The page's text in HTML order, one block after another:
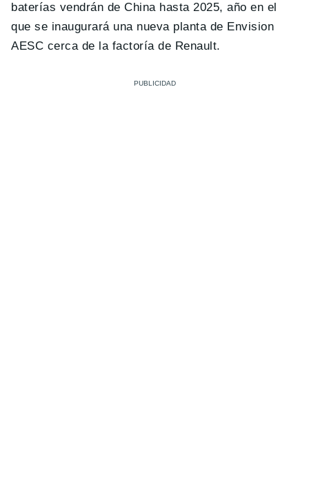
baterías vendrán de China hasta 2025, año en el
que se inaugurará una nueva planta de Envision
AESC cerca de la factoría de Renault.